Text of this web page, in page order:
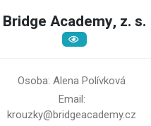
Bridge Academy, z. s.
Osoba: Alena Polívková
Email:
krouzky@bridgeacademy.cz